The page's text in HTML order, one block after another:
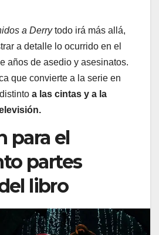
a Derrytodo irá más allá,
a detalle lo ocurrido en el
años de asedio y asesinatos.
que convierte a la serie en
a las cintas y a la
para el
partes
libro